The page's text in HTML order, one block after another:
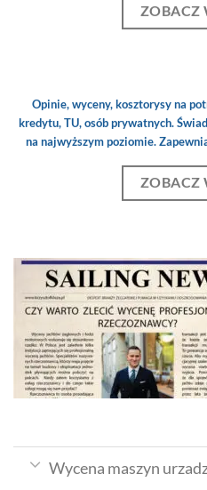
ZOBACZ
Opinie, wyceny, kosztorysy na
kredytu, TU, osób prywatnych.
na najwyższym poziomie.
ZOBACZ
Wycena maszyn